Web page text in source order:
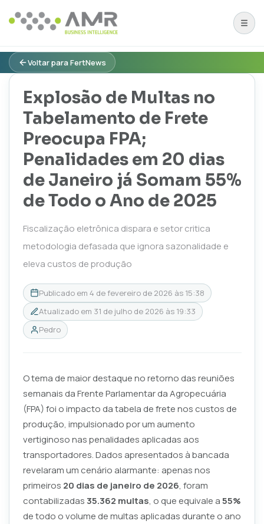
Voltar para FertNews
Explosão de Multas no
Tabelamento de Frete
Preocupa FPA;
Penalidades em 20 dias
de Janeiro já Somam 55%
de Todo o Ano de 2025
Fiscalização eletrônica dispara e setor critica
metodologia defasada que ignora sazonalidade e
eleva custos de produção
Publicado em 4 de fevereiro de 2026 às 15:38
Atualizado em 31 de julho de 2026 às 19:33
Pedro
O tema de maior destaque no retorno das reuniões
semanais da Frente Parlamentar da Agropecuária
(FPA) foi o impacto da tabela de frete nos custos de
produção, impulsionado por um aumento
vertiginoso nas penalidades aplicadas aos
transportadores. Dados apresentados à bancada
revelaram um cenário alarmante: apenas nos
primeiros 20 dias de janeiro de 2026, foram
contabilizadas35.362 multas, o que equivale a55%
de todo o volume de multas aplicadas durante o ano